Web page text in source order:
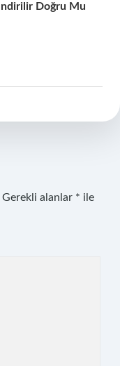
Doğru Mu
Gerekli alanlar * ile